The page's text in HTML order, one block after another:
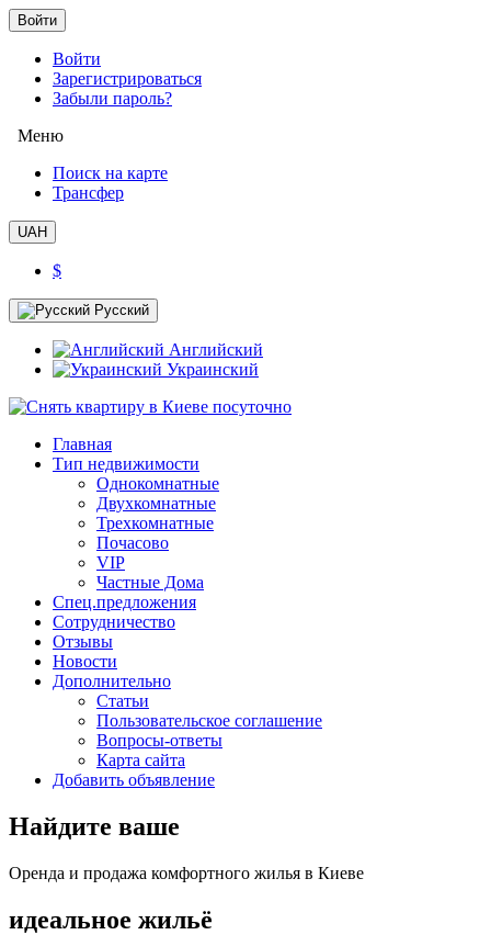
Войти
Войти
Зарегистрироваться
Забыли пароль?
Меню
Поиск на карте
Трансфер
UAH
$
Русский
Английский
Украинский
Главная
Тип недвижимости
Однокомнатные
Двухкомнатные
Трехкомнатные
Почасово
VIP
Частные Дома
Спец.предложения
Сотрудничество
Отзывы
Новости
Дополнительно
Статьи
Пользовательское соглашение
Вопросы-ответы
Карта сайта
Добавить объявление
Найдите ваше
Оренда и продажа комфортного жилья в Киеве
идеальное жильё